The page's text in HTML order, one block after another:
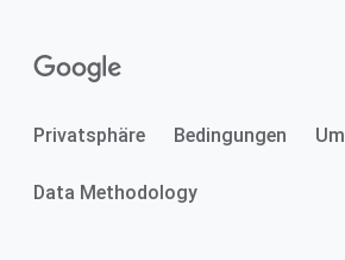
Privatsphäre Bedingungen Um
Data Methodology